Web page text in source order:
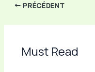
PRÉCÉDENT
Must Read